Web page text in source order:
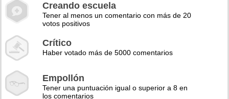
Creando escuela
Tener al menos un comentario con más de 20
votos positivos
Crítico
Haber votado más de 5000 comentarios
Empollón
Tener una puntuación igual o superior a 8 en
los comentarios